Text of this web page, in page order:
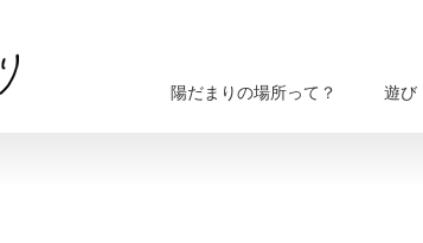
陽だまりの場所って？ 遊び